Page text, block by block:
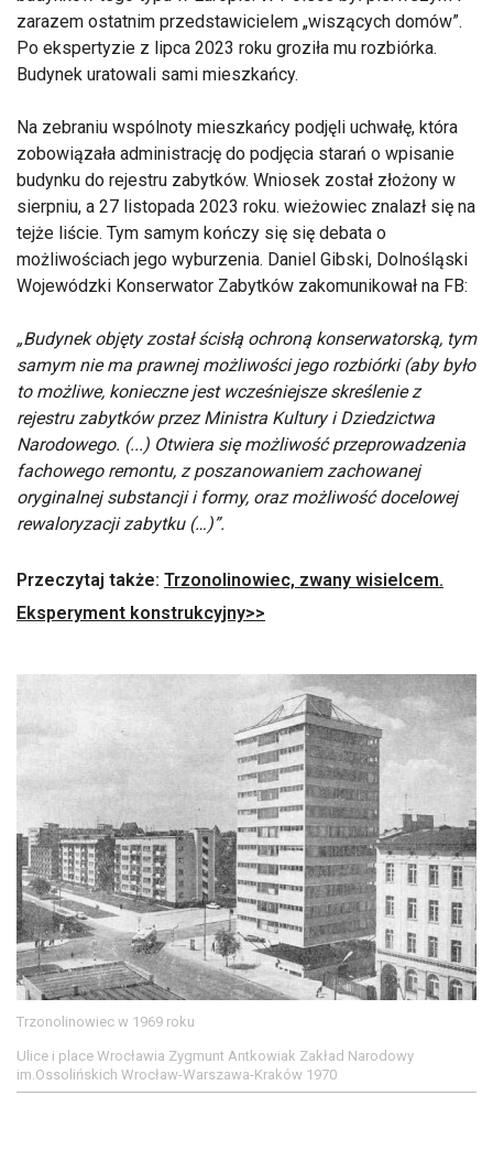
zarazem ostatnim przedstawicielem „wiszących domów”.
Po ekspertyzie z lipca 2023 roku groziła mu rozbiórka.
Budynek uratowali sami mieszkańcy.
Na zebraniu wspólnoty mieszkańcy podjęli uchwałę, która
zobowiązała administrację do podjęcia starań o wpisanie
budynku do rejestru zabytków. Wniosek został złożony w
sierpniu, a 27 listopada 2023 roku. wieżowiec znalazł się na
tejże liście. Tym samym kończy się się debata o
możliwościach jego wyburzenia. Daniel Gibski, Dolnośląski
Wojewódzki Konserwator Zabytków zakomunikował na FB:
„Budynek objęty został ścisłą ochroną konserwatorską, tym
samym nie ma prawnej możliwości jego rozbiórki (aby było
to możliwe, konieczne jest wcześniejsze skreślenie z
rejestru zabytków przez Ministra Kultury i Dziedzictwa
Narodowego. (...) Otwiera się możliwość przeprowadzenia
fachowego remontu, z poszanowaniem zachowanej
oryginalnej substancji i formy, oraz możliwość docelowej
rewaloryzacji zabytku (…)”.
Przeczytaj także: Trzonolinowiec, zwany wisielcem.
Eksperyment konstrukcyjny>>
Trzonolinowiec w 1969 roku
Ulice i place Wrocławia Zygmunt Antkowiak Zakład Narodowy
im.Ossolińskich Wrocław-Warszawa-Kraków 1970